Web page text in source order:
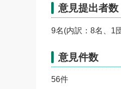
意見提出者数
9名(内訳：8名、1
意見件数
56件